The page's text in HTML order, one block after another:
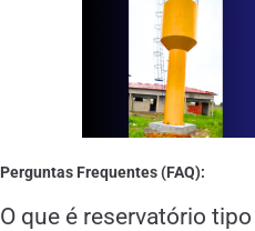
Perguntas Frequentes (FAQ):
O que é reservatório